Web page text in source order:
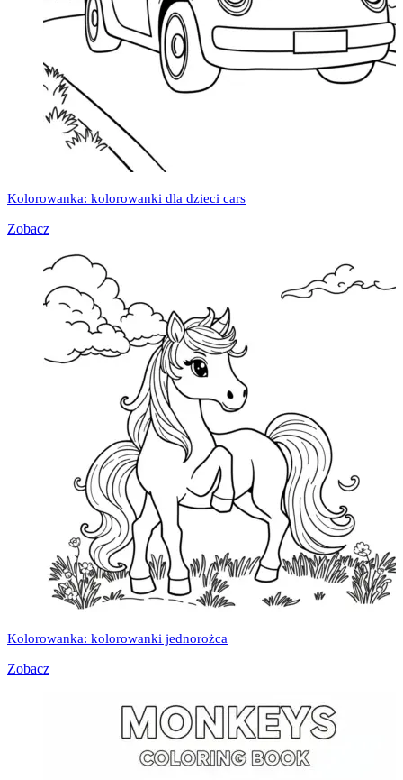
Kolorowanka: kolorowanki dla dzieci cars
Zobacz
Kolorowanka: kolorowanki jednorożca
Zobacz